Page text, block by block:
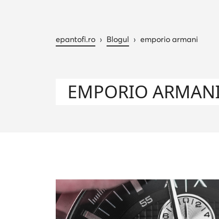
epantofi.ro › Blogul › emporio armani
EMPORIO